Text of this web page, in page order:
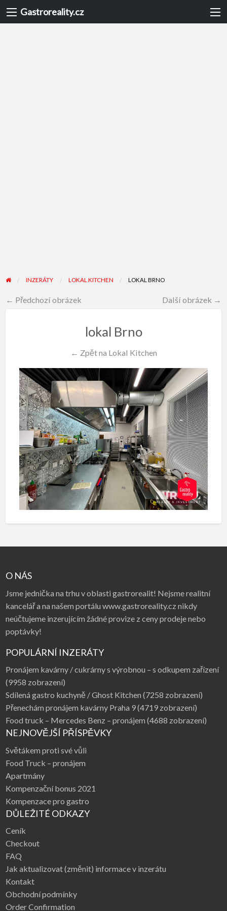
Gastroreality.cz
INZERÁTY LOKAL KITCHEN LOKAL BRNO
← Předchozí obrázek Další obrázek →
lokal Brno
← Zpět na Lokal Kitchen
O NÁS
Jsme jednička na trhu v oblasti gastrorealit! Nejsme realitní
kancelář a na našem portálu www.gastroreality.cz nikdy
neúčtujeme inzerujícím žádné provize z ceny prodeje nebo
poptávky!
POPULÁRNÍ INZERÁTY
Pronájem kavárny / cukrárny s výrobnou – s odkupem zařízení
(9958 zobrazení)
Sdílená gastro kuchyně / Ghost Kitchen (7258 zobrazení)
Přenechám pronájem kavárny Praha 9(4719 zobrazení)
Food truck – Mercedes Benz – pronájem (4688 zobrazení)
NEJNOVĚJŠÍ PŘÍSPĚVKY
Světákem proti své vůli
Food Truck – pronájem
Apartmány
Kompenzační bonus 2021
Kompenzace pro gastro
DŮLEŽITÉ ODKAZY
Ceník
Checkout
FAQ
Jak aktualizovat (změnit) informace v inzerátu
Kontakt
Obchodní podmínky
Order Confirmation